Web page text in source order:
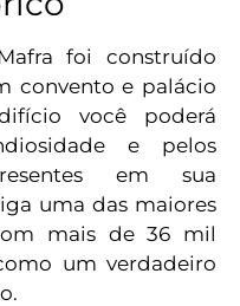
foi construído
convento e palácio
você poderá
e pelos
em sua
uma das maiores
mais de 36 mil
um verdadeiro